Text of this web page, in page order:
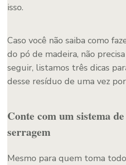
isso.
Caso você não saiba como
do pó de madeira, não
seguir, listamos três dicas
desse resíduo de uma vez
Conte com um sistema
serragem
Mesmo para quem toma